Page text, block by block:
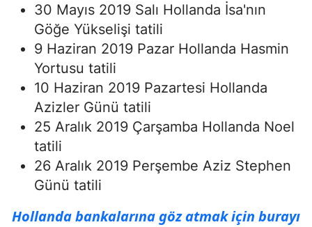
30 Mayıs 2019 Salı Hollanda İsa'nın
Göğe Yükselişi tatili
9 Haziran 2019 Pazar Hollanda Hasmin
Yortusu tatili
10 Haziran 2019 Pazartesi Hollanda
Azizler Günü tatili
25 Aralık 2019 Çarşamba Hollanda Noel
tatili
26 Aralık 2019 Perşembe Aziz Stephen
Günü tatili
Hollanda bankalarına göz atmak için burayı